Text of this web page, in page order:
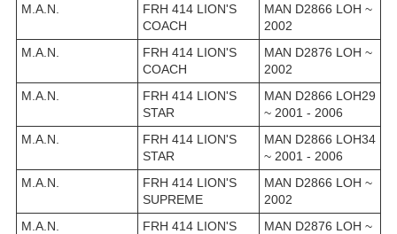
M.A.N.
FRH 414 LION'S
COACH
MAN D2866 LOH ~
2002
M.A.N.
FRH 414 LION'S
COACH
MAN D2876 LOH ~
2002
M.A.N.
FRH 414 LION'S
STAR
MAN D2866 LOH29
~ 2001 - 2006
M.A.N.
FRH 414 LION'S
STAR
MAN D2866 LOH34
~ 2001 - 2006
M.A.N.
FRH 414 LION'S
SUPREME
MAN D2866 LOH ~
2002
M.A.N.
FRH 414 LION'S
MAN D2876 LOH ~